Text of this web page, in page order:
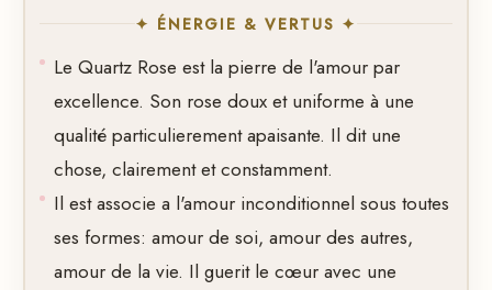
✦ ÉNERGIE & VERTUS ✦
Le Quartz Rose est la pierre de l'amour par
excellence. Son rose doux et uniforme à une
qualité particulierement apaisante. Il dit une
chose, clairement et constamment.
Il est associe a l'amour inconditionnel sous toutes
ses formes: amour de soi, amour des autres,
amour de la vie. Il guerit le cœur avec une